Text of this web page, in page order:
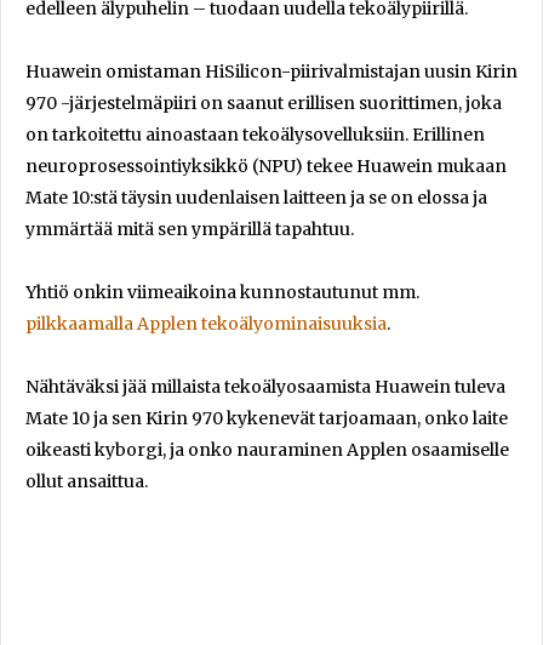
edelleen älypuhelin – tuodaan uudella tekoälypiirillä.
Huawein omistaman HiSilicon-piirivalmistajan uusin Kirin
970 -järjestelmäpiiri on saanut erillisen suorittimen, joka
on tarkoitettu ainoastaan tekoälysovelluksiin. Erillinen
neuroprosessointiyksikkö (NPU) tekee Huawein mukaan
Mate 10:stä täysin uudenlaisen laitteen ja se on elossa ja
ymmärtää mitä sen ympärillä tapahtuu.
Yhtiö onkin viimeaikoina kunnostautunut mm.
pilkkaamalla Applen tekoälyominaisuuksia.
Nähtäväksi jää millaista tekoälyosaamista Huawein tuleva
Mate 10 ja sen Kirin 970 kykenevät tarjoamaan, onko laite
oikeasti kyborgi, ja onko nauraminen Applen osaamiselle
ollut ansaittua.